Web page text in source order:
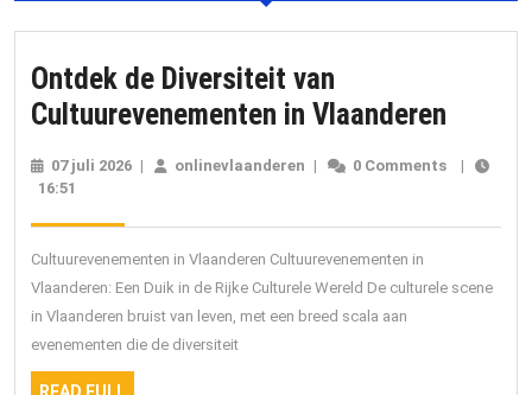
Ontdek de Diversiteit van
Cultuurevenementen in Vlaanderen
van
in
07 juli 2026 07
| onlinevlaanderen onlinevlaanderen
| 0 Comments
|
16:51
Cultuurevenementen in Vlaanderen Cultuurevenementen in
Vlaanderen: Een Duik in de Rijke Culturele Wereld De culturele scene
in Vlaanderen bruist van leven, met een breed scala aan
evenementen die de diversiteit